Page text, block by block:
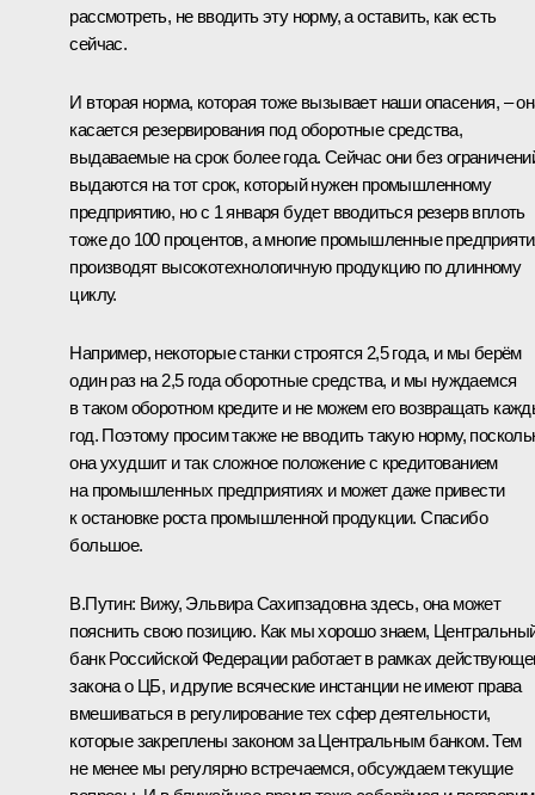
рассмотреть, не вводить эту норму, а оставить, как есть
сейчас.
И вторая норма, которая тоже вызывает наши опасения, –
касается резервирования под оборотные средства,
выдаваемые на срок более года. Сейчас они без
выдаются на тот срок, который нужен промышленному
предприятию, но с 1 января будет вводиться резерв вплоть
тоже до 100 процентов, а многие промышленные
производят высокотехнологичную продукцию по длинному
циклу.
Например, некоторые станки строятся 2,5 года, и мы берём
один раз на 2,5 года оборотные средства, и мы нуждаемся
в таком оборотном кредите и не можем его возвращать
год. Поэтому просим также не вводить такую норму,
она ухудшит и так сложное положение с кредитованием
на промышленных предприятиях и может даже привести
к остановке роста промышленной продукции. Спасибо
большое.
В.Путин: Вижу, Эльвира Сахипзадовна здесь, она может
пояснить свою позицию. Как мы хорошо знаем,
банк Российской Федерации работает в рамках
закона о ЦБ, и другие всяческие инстанции не имеют права
вмешиваться в регулирование тех сфер деятельности,
которые закреплены законом за Центральным банком. Тем
не менее мы регулярно встречаемся, обсуждаем текущие